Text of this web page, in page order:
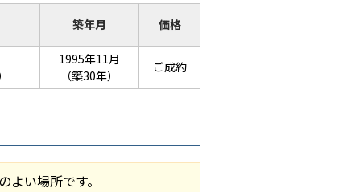
築年月 価格
1995年11月
（築30年）
ご成約
い場所です。